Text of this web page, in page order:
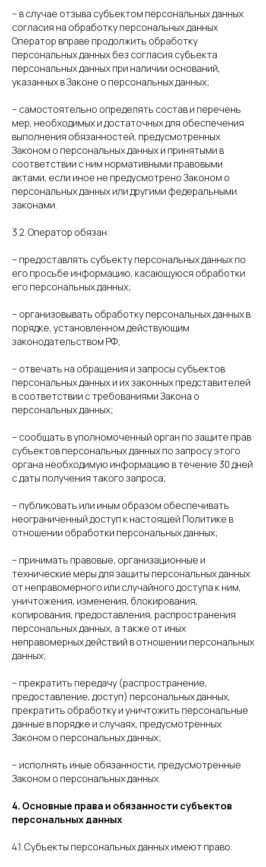
– в случае отзыва субъектом персональных данных
согласия на обработку персональных данных
Оператор вправе продолжить обработку
персональных данных без согласия субъекта
персональных данных при наличии оснований,
указанных в Законе о персональных данных;
– самостоятельно определять состав и перечень
мер, необходимых и достаточных для обеспечения
выполнения обязанностей, предусмотренных
Законом о персональных данных и принятыми в
соответствии с ним нормативными правовыми
актами, если иное не предусмотрено Законом о
персональных данных или другими федеральными
законами.
3.2. Оператор обязан:
– предоставлять субъекту персональных данных по
его просьбе информацию, касающуюся обработки
его персональных данных;
– организовывать обработку персональных данных в
порядке, установленном действующим
законодательством РФ;
– отвечать на обращения и запросы субъектов
персональных данных и их законных представителей
в соответствии с требованиями Закона о
персональных данных;
– сообщать в уполномоченный орган по защите прав
субъектов персональных данных по запросу этого
органа необходимую информацию в течение 30 дней
с даты получения такого запроса;
– публиковать или иным образом обеспечивать
неограниченный доступ к настоящей Политике в
отношении обработки персональных данных;
– принимать правовые, организационные и
технические меры для защиты персональных данных
от неправомерного или случайного доступа к ним,
уничтожения, изменения, блокирования,
копирования, предоставления, распространения
персональных данных, а также от иных
неправомерных действий в отношении персональных
данных;
– прекратить передачу (распространение,
предоставление, доступ) персональных данных,
прекратить обработку и уничтожить персональные
данные в порядке и случаях, предусмотренных
Законом о персональных данных;
– исполнять иные обязанности, предусмотренные
Законом о персональных данных.
4. Основные права и обязанности субъектов
персональных данных
4.1. Субъекты персональных данных имеют право: